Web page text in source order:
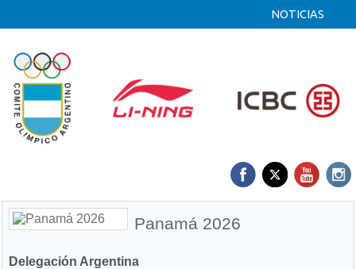
NOTICIAS
Panamá 2026
Delegación Argentina